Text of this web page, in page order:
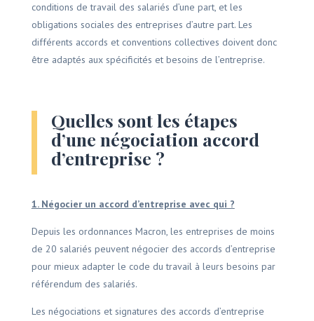
conditions de travail des salariés d’une part, et les
obligations sociales des entreprises d’autre part. Les
différents accords et conventions collectives doivent donc
être adaptés aux spécificités et besoins de l’entreprise.
Quelles sont les étapes
d’une négociation accord
d’entreprise ?
1. Négocier un accord d’entreprise avec qui ?
Depuis les ordonnances Macron, les entreprises de moins
de 20 salariés peuvent négocier des accords d’entreprise
pour mieux adapter le code du travail à leurs besoins par
référendum des salariés.
Les négociations et signatures des accords d’entreprise